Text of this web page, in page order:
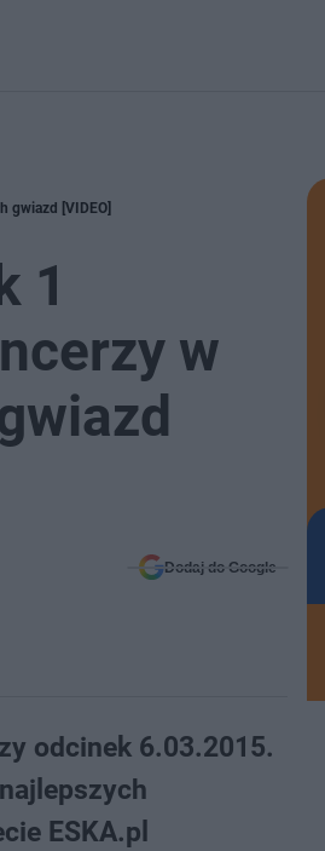
gwiazd [VIDEO]
1
w
Dodaj do Google
odcinek 6.03.2015.
ESKA.pl